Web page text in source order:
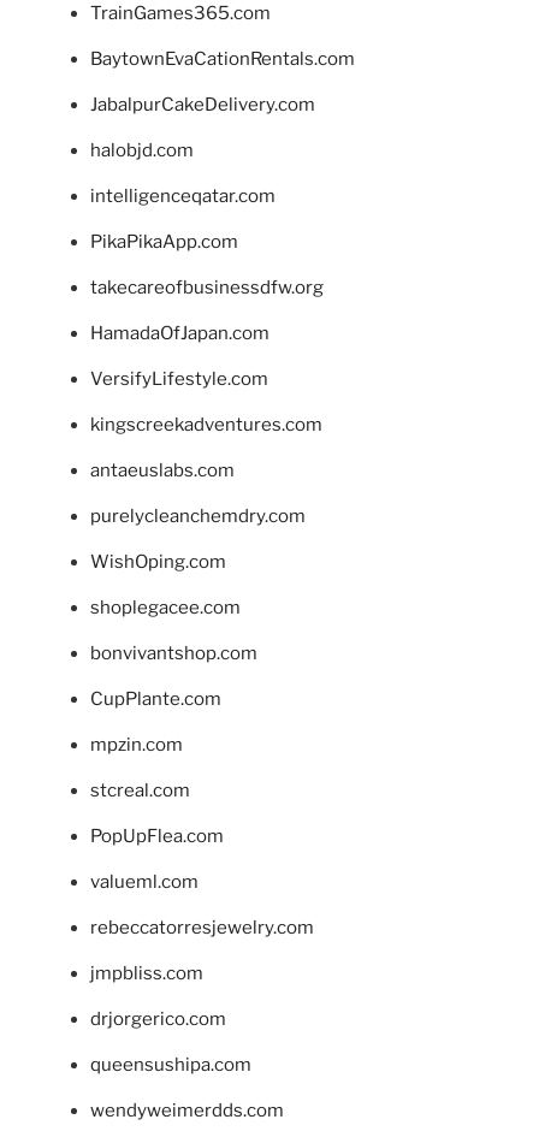
TrainGames365.com
BaytownEvaCationRentals.com
JabalpurCakeDelivery.com
halobjd.com
intelligenceqatar.com
PikaPikaApp.com
takecareofbusinessdfw.org
HamadaOfJapan.com
VersifyLifestyle.com
kingscreekadventures.com
antaeuslabs.com
purelycleanchemdry.com
WishOping.com
shoplegacee.com
bonvivantshop.com
CupPlante.com
mpzin.com
stcreal.com
PopUpFlea.com
valueml.com
rebeccatorresjewelry.com
jmpbliss.com
drjorgerico.com
queensushipa.com
wendyweimerdds.com